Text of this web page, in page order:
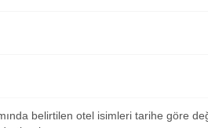
belirtilen otel isimleri tarihe göre